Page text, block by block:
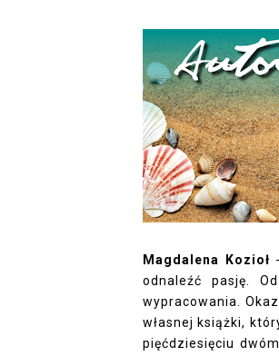
Magdalena Kozioł
odnaleźć pasję.
wypracowania.
własnej książki,
pięćdziesięciu